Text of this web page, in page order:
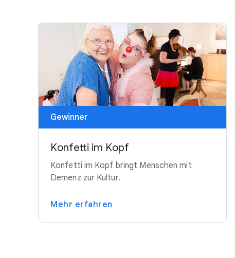
Gewinner
Konfetti im Kopf
Konfetti im Kopf bringt Menschen mit
Demenz zur Kultur.
Mehr erfahren